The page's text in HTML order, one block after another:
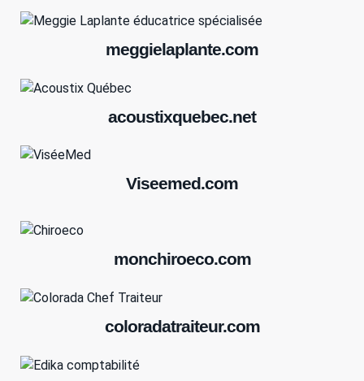
meggielaplante.com
acoustixquebec.net
Viseemed.com
monchiroeco.com
coloradatraiteur.com